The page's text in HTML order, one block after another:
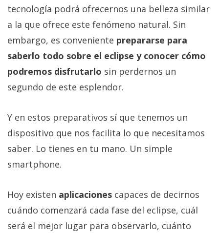
tecnología podrá ofrecernos una belleza similar
a la que ofrece este fenómeno natural. Sin
embargo, es conveniente prepararse para
saberlo todo sobre el eclipse y conocer cómo
podremos disfrutarlo sin perdernos un
segundo de este esplendor.
Y en estos preparativos sí que tenemos un
dispositivo que nos facilita lo que necesitamos
saber. Lo tienes en tu mano. Un simple
smartphone.
Hoy existen aplicaciones capaces de decirnos
cuándo comenzará cada fase del eclipse, cuál
será el mejor lugar para observarlo, cuánto